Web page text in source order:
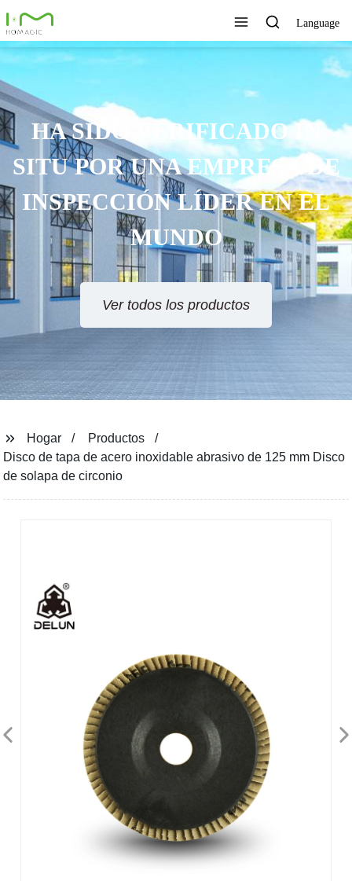
Language
HA SIDO VERIFICADO IN
SITU POR UNA EMPRESA DE
INSPECCIÓN LÍDER EN EL
MUNDO
Ver todos los productos
Hogar
Productos
Disco de tapa de acero inoxidable abrasivo de 125 mm Disco
de solapa de circonio